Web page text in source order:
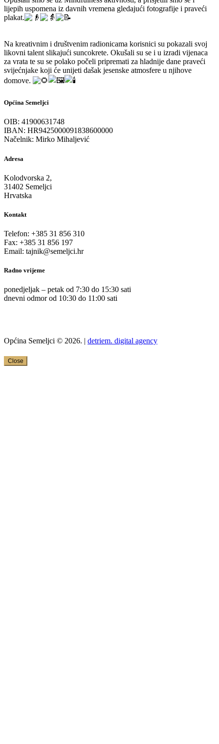
lijepih uspomena iz davnih vremena gledajući fotografije i praveći
plakat.
Na kreativnim i društvenim radionicama korisnici su pokazali svoj
likovni talent slikajući suncokrete. Okušali su se i u izradi vijenaca
za vrata te su se polako počeli pripremati za hladnije dane praveći
svijećnjake koji će unijeti dašak jesenske atmosfere u njihove
domove.
Općina Semeljci
OIB: 41900631748
IBAN: HR9425000091838600000
Načelnik: Mirko Mihaljević
Adresa
Kolodvorska 2,
31402 Semeljci
Hrvatska
Kontakt
Telefon: +385 31 856 310
Fax: +385 31 856 197
Email: tajnik@semeljci.hr
Radno vrijeme
ponedjeljak – petak od 7:30 do 15:30 sati
dnevni odmor od 10:30 do 11:00 sati
Općina Semeljci © 2026. | detriem. digital agency
Close